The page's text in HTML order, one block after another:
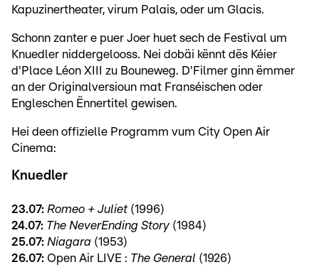
Kapuzinertheater, virum Palais, oder um Glacis.
Schonn zanter e puer Joer huet sech de Festival um
Knuedler niddergelooss. Nei dobäi kënnt dës Kéier
d'Place Léon XIII zu Bouneweg. D'Filmer ginn ëmmer
an der Originalversioun mat Franséischen oder
Engleschen Ënnertitel gewisen.
Hei deen offizielle Programm vum City Open Air
Cinema:
Knuedler
23.07: Romeo + Juliet(1996)
24.07: The NeverEnding Story(1984)
25.07: Niagara (1953)
26.07: Open Air LIVE : The General (1926)